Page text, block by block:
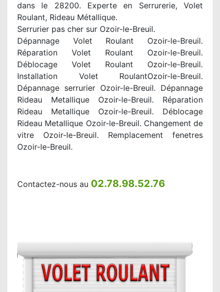
dans le 28200. Experte en Serrurerie, Volet
Roulant, Rideau Métallique.
Serrurier pas cher sur Ozoir-le-Breuil.
Dépannage Volet Roulant Ozoir-le-Breuil.
Réparation Volet Roulant Ozoir-le-Breuil.
Déblocage Volet Roulant Ozoir-le-Breuil.
Installation Volet RoulantOzoir-le-Breuil.
Dépannage serrurier Ozoir-le-Breuil. Dépannage
Rideau Metallique Ozoir-le-Breuil. Réparation
Rideau Metallique Ozoir-le-Breuil. Déblocage
Rideau Metallique Ozoir-le-Breuil. Changement de
vitre Ozoir-le-Breuil. Remplacement fenetres
Ozoir-le-Breuil.
Contactez-nous au 02.78.98.52.76